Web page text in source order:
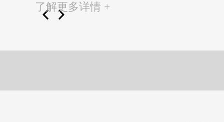
了解更多详情 +